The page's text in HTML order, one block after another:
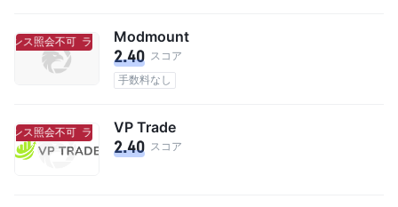
ンス照会不可 ライセンス照会不可
Modmount
2.40 スコア
手数料なし
ンス照会不可 ライセンス照会不可
VP Trade
2.40 スコア